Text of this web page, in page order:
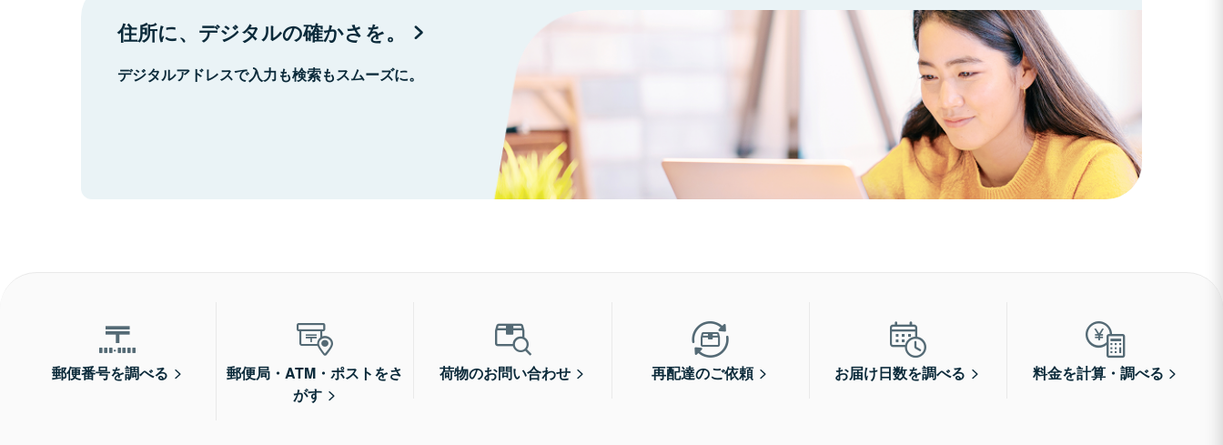
住所に、デジタルの確かさを。
デジタルアドレスで入力も検索もスムーズに。
郵便番号を調べる
郵便局・ATM・ポストをさ
がす
荷物のお問い合わせ 再配達のご依頼 お届け日数を調べる 料金を計算・調べる